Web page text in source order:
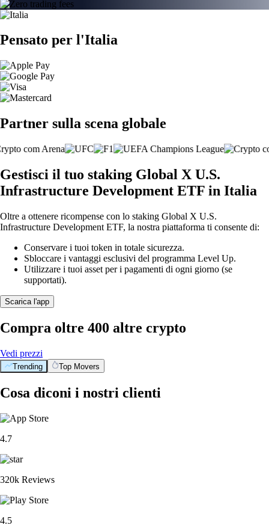
Pensato per l'Italia
Partner sulla scena globale
Gestisci il tuo staking Global X U.S.
Infrastructure Development ETF in Italia
Oltre a ottenere ricompense con lo staking Global X U.S.
Infrastructure Development ETF, la nostra piattaforma ti consente di:
Conservare i tuoi token in totale sicurezza.
Sbloccare i vantaggi esclusivi del programma Level Up.
Utilizzare i tuoi asset per i pagamenti di ogni giorno (se
supportati).
Scarica l'app
Compra oltre 400 altre crypto
Vedi prezzi
Trending Top Movers
Cosa diconi i nostri clienti
4.7
320k Reviews
4.5